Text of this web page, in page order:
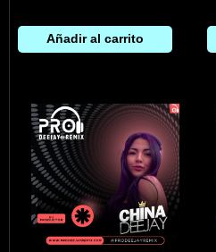
Añadir al carrito